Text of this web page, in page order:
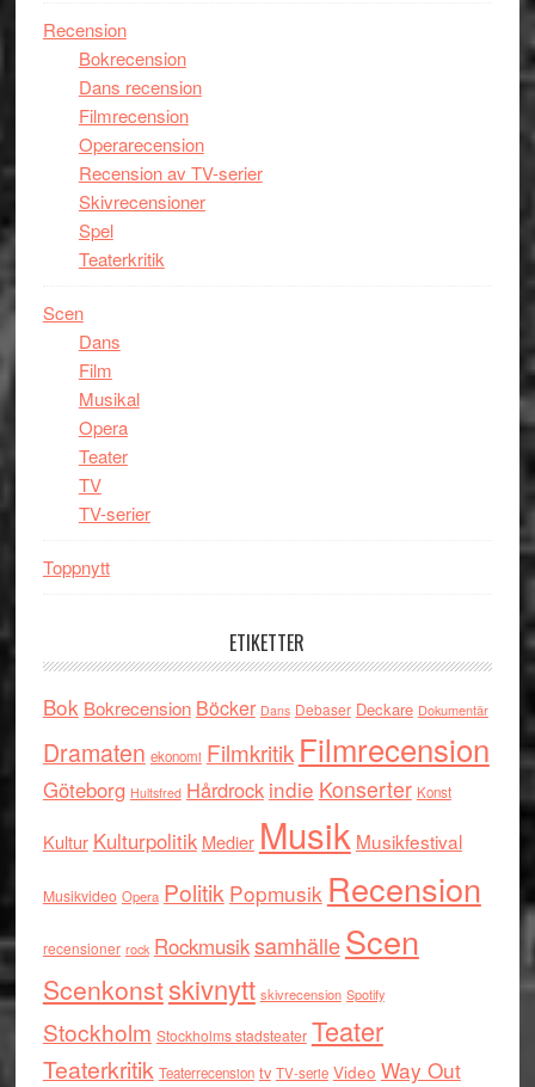
Recension
Bokrecension
Dans recension
Filmrecension
Operarecension
Recension av TV-serier
Skivrecensioner
Spel
Teaterkritik
Scen
Dans
Film
Musikal
Opera
Teater
TV
TV-serier
Toppnytt
ETIKETTER
Bok Bokrecension Böcker Dans Debaser Deckare Dokumentär
Dramaten ekonomi Filmkritik Filmrecension
Göteborg Hultsfred Hårdrock indie Konserter Konst
Kultur Kulturpolitik Medier Musik Musikfestival
Musikvideo Opera Politik Popmusik Recension
recensioner rock RockmusiksamhälleScen
Scenkonstskivnytt skivrecension Spotify
Stockholm Stockholms stadsteater Teater
Teaterkritik Teaterrecension tv TV-serie Video Way Out